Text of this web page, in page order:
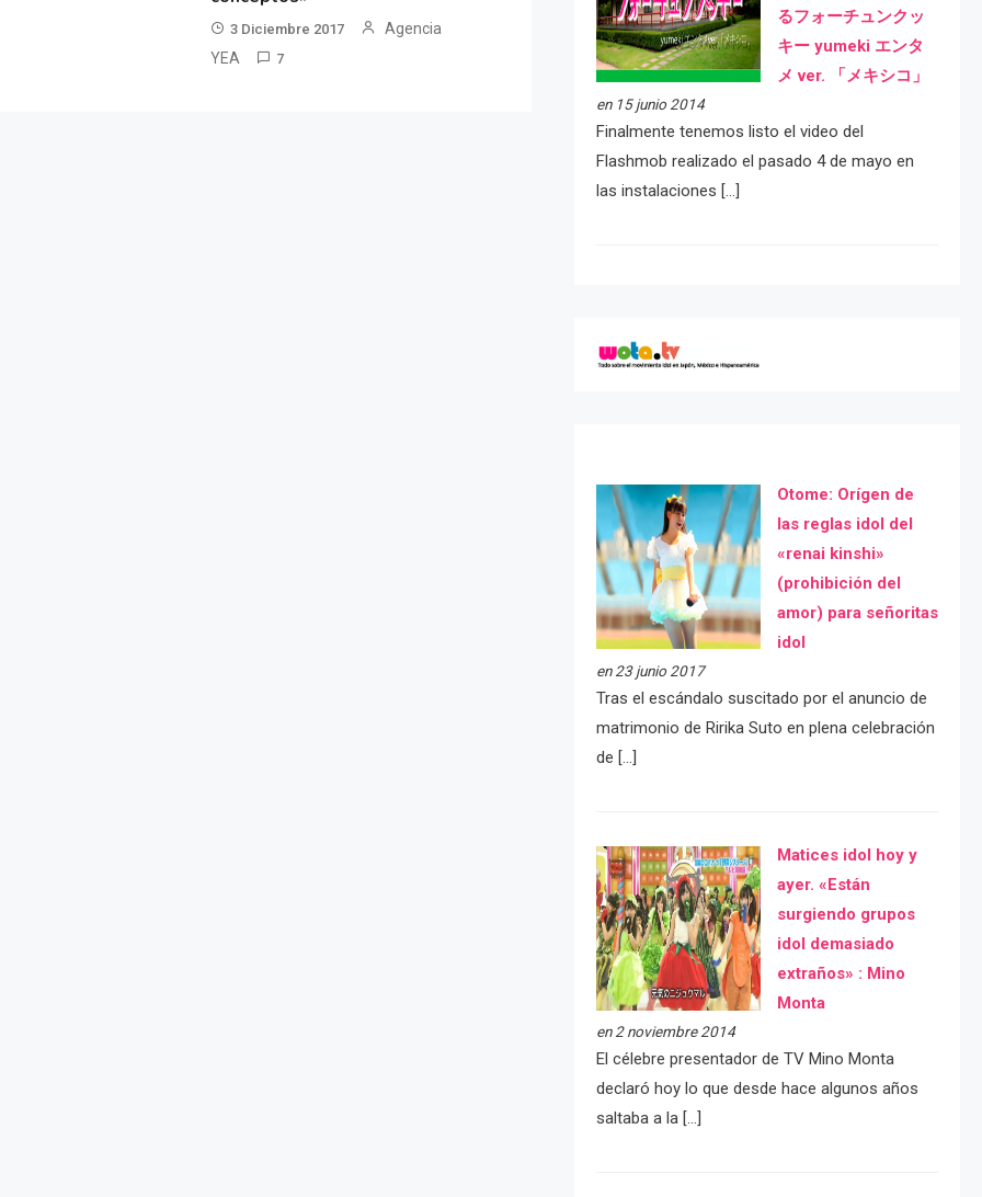
3 Diciembre 2017
Agencia
YEA
7
るフォーチュンクッ
キー yumeki エンタ
メ ver. 「メキシコ」
en 15 junio 2014
Finalmente tenemos listo el video del
Flashmob realizado el pasado 4 de mayo en
las instalaciones […]
Otome: Orígen de
las reglas idol del
«renai kinshi»
(prohibición del
amor) para señoritas
idol
en 23 junio 2017
Tras el escándalo suscitado por el anuncio de
matrimonio de Ririka Suto en plena celebración
de […]
Matices idol hoy y
ayer. «Están
surgiendo grupos
idol demasiado
extraños» : Mino
Monta
en 2 noviembre 2014
El célebre presentador de TV Mino Monta
declaró hoy lo que desde hace algunos años
saltaba a la […]